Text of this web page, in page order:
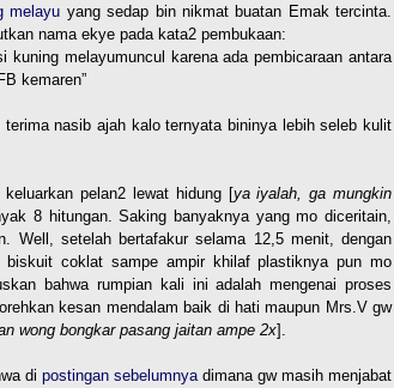
melayu yang sedap bin nikmat buatan Emak tercinta.
nama ekye pada kata2 pembukaan:
kuning melayumuncul karena ada pembicaraan antara
kemaren”
terima nasib ajah kalo ternyata bininya lebih seleb kulit
pelan2 lewat hidung [ya iyalah, ga mungkin
8 hitungan. Saking banyaknya yang mo diceritain,
Well, setelah bertafakur selama 12,5 menit, dengan
biskuit coklat sampe ampir khilaf plastiknya pun mo
bahwa rumpian kali ini adalah mengenai proses
kesan mendalam baik di hati maupun Mrs.V gw
wong bongkar pasang jaitan ampe 2x].
di postingan sebelumnyadimana gw masih menjabat